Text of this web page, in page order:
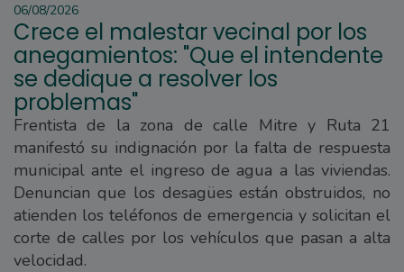
06/08/2026
Crece el malestar vecinal por los
anegamientos: "Que el intendente
se dedique a resolver los
problemas"
Frentista de la zona de calle Mitre y Ruta 21
manifestó su indignación por la falta de respuesta
municipal ante el ingreso de agua a las viviendas.
Denuncian que los desagües están obstruidos, no
atienden los teléfonos de emergencia y solicitan el
corte de calles por los vehículos que pasan a alta
velocidad.